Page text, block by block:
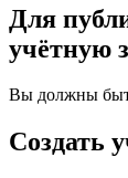
Для
учётную
Вы должны
Создать